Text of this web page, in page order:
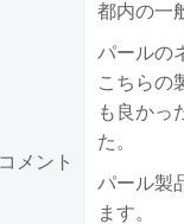
コメント
都内の一
パールの
こちらの
も良かっ
た。
パール製
ます。